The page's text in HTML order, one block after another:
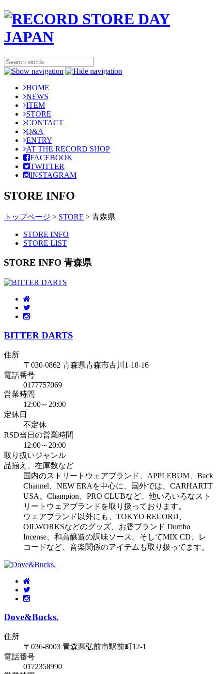
HOME
NEWS
ITEM
STORE
CONTACT
Q&A
ENTRY
AT THE RECORD SHOP
FACEBOOK
TWITTER
INSTAGRAM
STORE INFO
トップページ > STORE > 青森県
STORE INFO
STORE LIST
STORE INFO 青森県
BITTER DARTS
住所
〒030-0862 青森県青森市古川1-18-16
電話番号
0177757069
営業時間
12:00～20:00
定休日
不定休
RSD当日の営業時間
12:00～20:00
取り扱いジャンル
品揃え、在庫数など
国内のストリートウェアブランド、APPLEBUM、Back
Channel、NEW ERAを中心に、国外では、CARHARTT
USA、Champion、PRO CLUBなど、他いろいろなスト
リートウェアブランドを取り扱っております。
ウェアブランド以外にも、TOKYO RECORD、
OILWORKSなどのグッズ、お香ブランド Dumbo
Incense、和高醸造の調味ソース。そしてMIX CD、レ
コードなど、音楽関係のアイテムも取り扱ってます。
Dove&Bucks.
住所
〒036-8003 青森県弘前市駅前町12-1
電話番号
0172358990